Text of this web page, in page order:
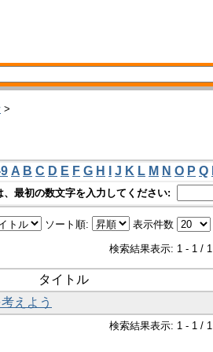
>
A B C D E F G H J K L M N O P Q
、最初の数文字を入力してください:
ソート順: 表示件数
検索結果表示: 1 - 1 / 1
タイトル
えよう
検索結果表示: 1 - 1 / 1